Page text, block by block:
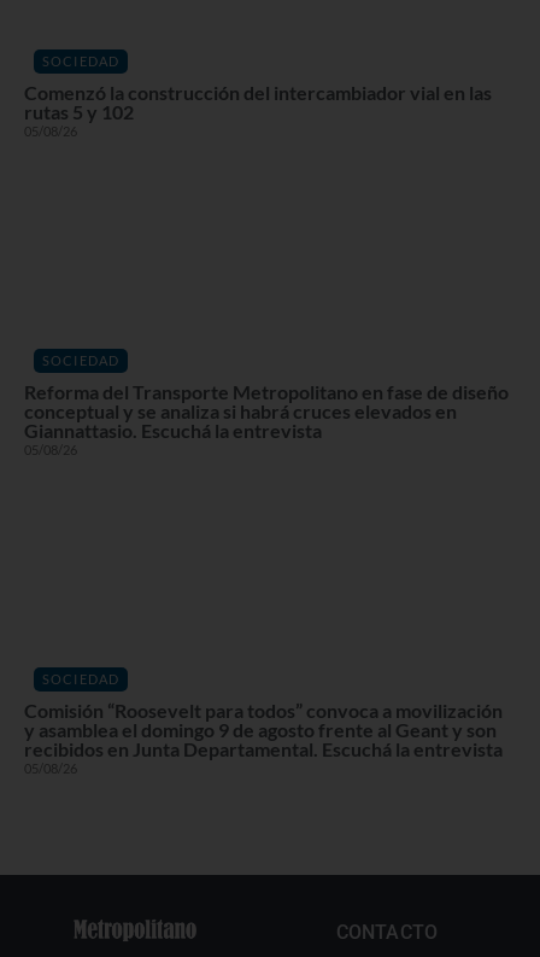
SOCIEDAD
Comenzó la construcción del intercambiador vial en las
rutas 5 y 102
05/08/26
SOCIEDAD
Reforma del Transporte Metropolitano en fase de diseño
conceptual y se analiza si habrá cruces elevados en
Giannattasio. Escuchá la entrevista
05/08/26
SOCIEDAD
Comisión “Roosevelt para todos” convoca a movilización
y asamblea el domingo 9 de agosto frente al Geant y son
recibidos en Junta Departamental. Escuchá la entrevista
05/08/26
CONTACTO